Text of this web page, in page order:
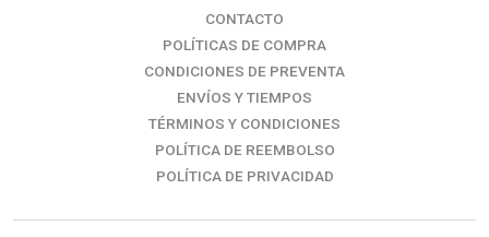
CONTACTO
POLÍTICAS DE COMPRA
CONDICIONES DE PREVENTA
ENVÍOS Y TIEMPOS
TÉRMINOS Y CONDICIONES
POLÍTICA DE REEMBOLSO
POLÍTICA DE PRIVACIDAD